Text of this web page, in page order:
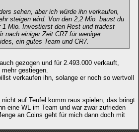
sehen, aber ich würde ihn verkaufen,
steigen wird. Von den 2,2 Mio. baust du
1 Mio. Investierst den Rest und tradest
nach einiger Zeit CR7 für weniger
ein gutes Team und CR7.
gezogen und für 2.493.000 verkauft,
gestiegen.
verkaufen ihn, solange er noch so wertvoll
auf Teufel komm raus spielen, das bringt
eine WL im Team und war zwar zufrieden
an Coins geht für mich dann doch mit